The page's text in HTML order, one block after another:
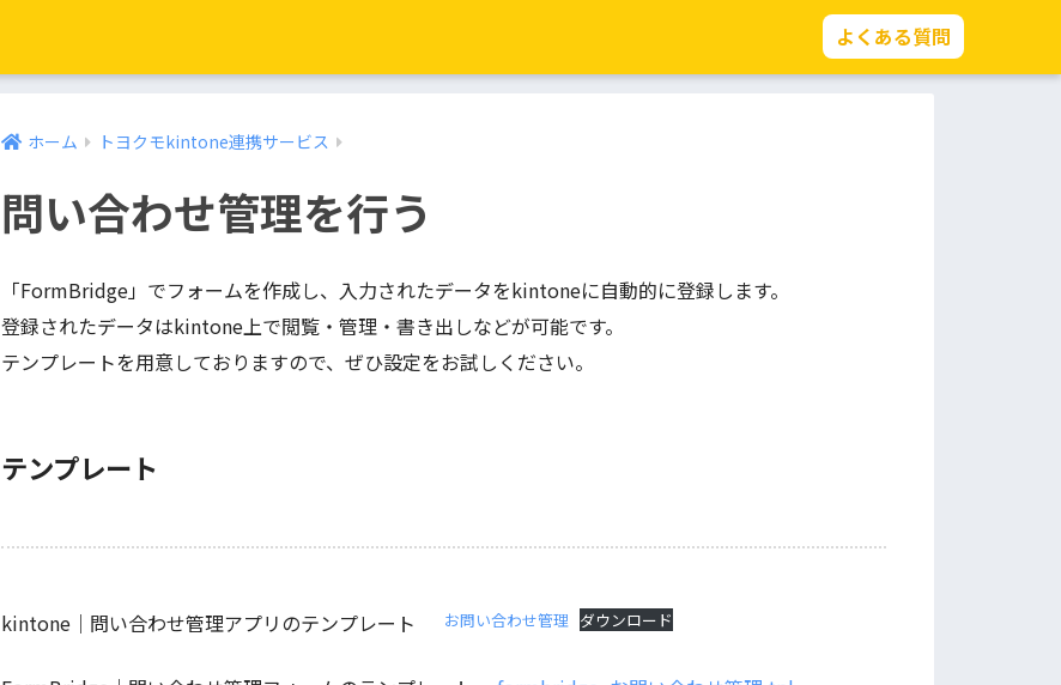
よくある質問
ホーム トヨクモkintone連携サービス
問い合わせ管理を行う
「FormBridge」でフォームを作成し、入力されたデータをkintoneに自動的に登録します。
登録されたデータはkintone上で閲覧・管理・書き出しなどが可能です。
テンプレートを用意しておりますので、ぜひ設定をお試しください。
テンプレート
kintone｜問い合わせ管理アプリのテンプレート お問い合わせ管理 ダウンロード